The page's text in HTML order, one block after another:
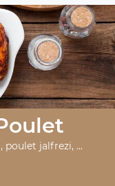
jalfrezi, ...